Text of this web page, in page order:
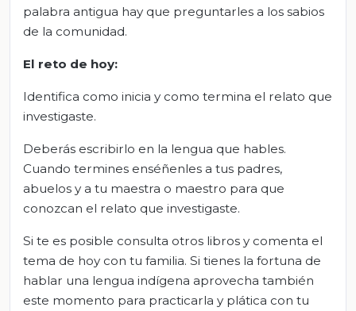
palabra antigua hay que preguntarles a los sabios
de la comunidad.
El reto de hoy:
Identifica como inicia y como termina el relato que
investigaste.
Deberás escribirlo en la lengua que hables.
Cuando termines enséñenles a tus padres,
abuelos y a tu maestra o maestro para que
conozcan el relato que investigaste.
Si te es posible consulta otros libros y comenta el
tema de hoy con tu familia. Si tienes la fortuna de
hablar una lengua indígena aprovecha también
este momento para practicarla y plática con tu